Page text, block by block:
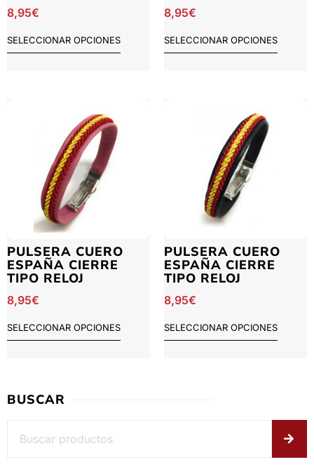
8,95€
SELECCIONAR OPCIONES
8,95€
SELECCIONAR OPCIONES
PULSERA CUERO
ESPAÑA CIERRE
TIPO RELOJ
8,95€
SELECCIONAR OPCIONES
PULSERA CUERO
ESPAÑA CIERRE
TIPO RELOJ
8,95€
SELECCIONAR OPCIONES
BUSCAR